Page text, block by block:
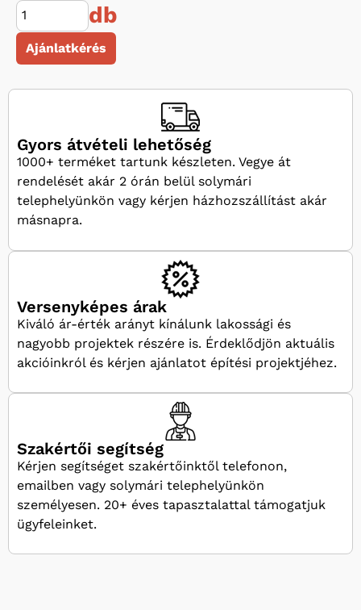
db
Ajánlatkérés
Gyors átvételi lehetőség
1000+ terméket tartunk készleten. Vegye át
rendelését akár 2 órán belül solymári
telephelyünkön vagy kérjen házhozszállítást akár
másnapra.
Versenyképes árak
Kiváló ár-érték arányt kínálunk lakossági és
nagyobb projektek részére is. Érdeklődjön aktuális
akcióinkról és kérjen ajánlatot építési projektjéhez.
Szakértői segítség
Kérjen segítséget szakértőinktől telefonon,
emailben vagy solymári telephelyünkön
személyesen. 20+ éves tapasztalattal támogatjuk
ügyfeleinket.